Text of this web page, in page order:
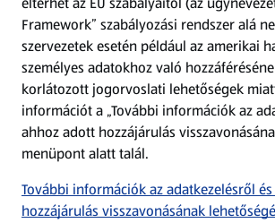
Adattörlő alkalmazás
Szervizpont
(új oldalon nyílik meg)
Fedezz fel minket az interneten!
Töltsd le az ALDI Magyarország
Framework” szabályozási rendszer alá
szervezetek esetén például az amerikai
személyes adatokhoz való
korlátozott jogorvoslati lehetőségek
információt a „További információk az
ahhoz adott hozzájárulás
menüpont alatt talál.
További információk az adatkezelésről
hozzájárulás visszavonásának